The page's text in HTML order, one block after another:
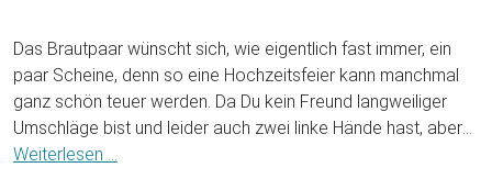
Das Brautpaar wünscht sich, wie eigentlich fast immer, ein
paar Scheine, denn so eine Hochzeitsfeier kann manchmal
ganz schön teuer werden. Da Du kein Freund langweiliger
Umschläge bist und leider auch zwei linke Hände hast, aber
dennoch ein ausgefallenes Geldgeschenk überreichen
Weiterlesen ...